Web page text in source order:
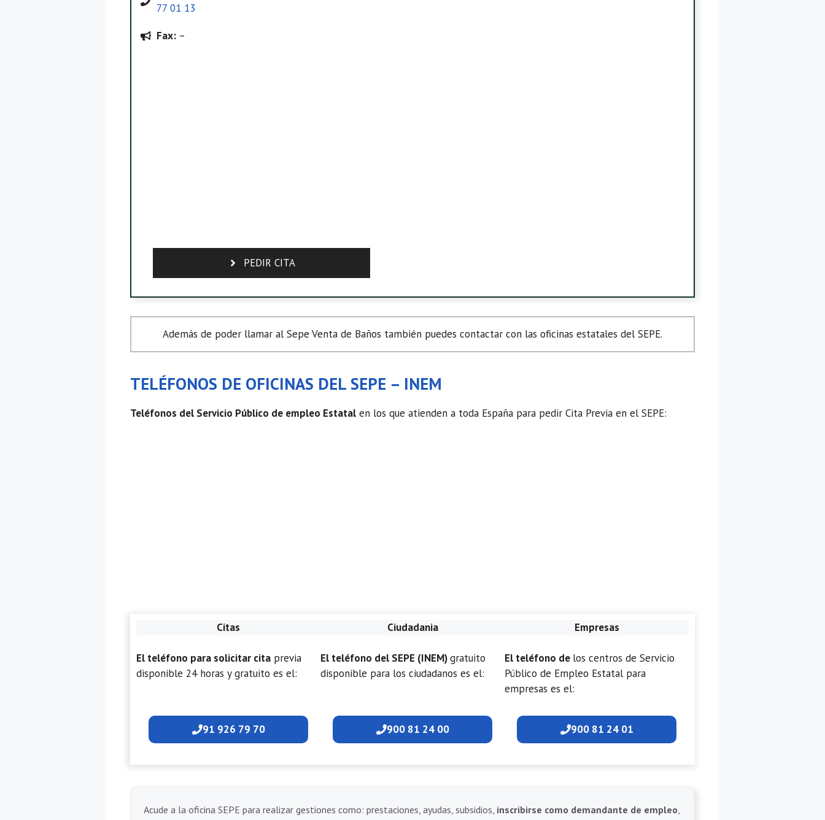
77 01 13
Fax: –
PEDIR CITA
Además de poder llamar al Sepe Venta de Baños también puedes contactar con las oficinas estatales del SEPE.
TELÉFONOS DE OFICINAS DEL SEPE – INEM
Teléfonos del Servicio Público de empleo Estatal en los que atienden a toda España para pedir Cita Previa en el SEPE:
Citas
El teléfono para solicitar cita previa
disponible 24 horas y gratuito es el:
91 926 79 70
Ciudadania
El teléfono del SEPE (INEM)gratuito
disponible para los ciudadanos es el:
900 81 24 00
Empresas
El teléfono de los centros de Servicio
Público de Empleo Estatal para
empresas es el:
900 81 24 01
Acude a la oficina SEPE para realizar gestiones como: prestaciones, ayudas, subsidios, inscribirse como demandante de empleo,